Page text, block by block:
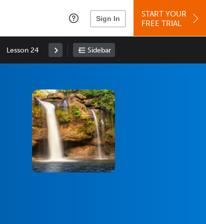
Sign In
START YOUR
FREE TRIAL
Lesson 24 Sidebar